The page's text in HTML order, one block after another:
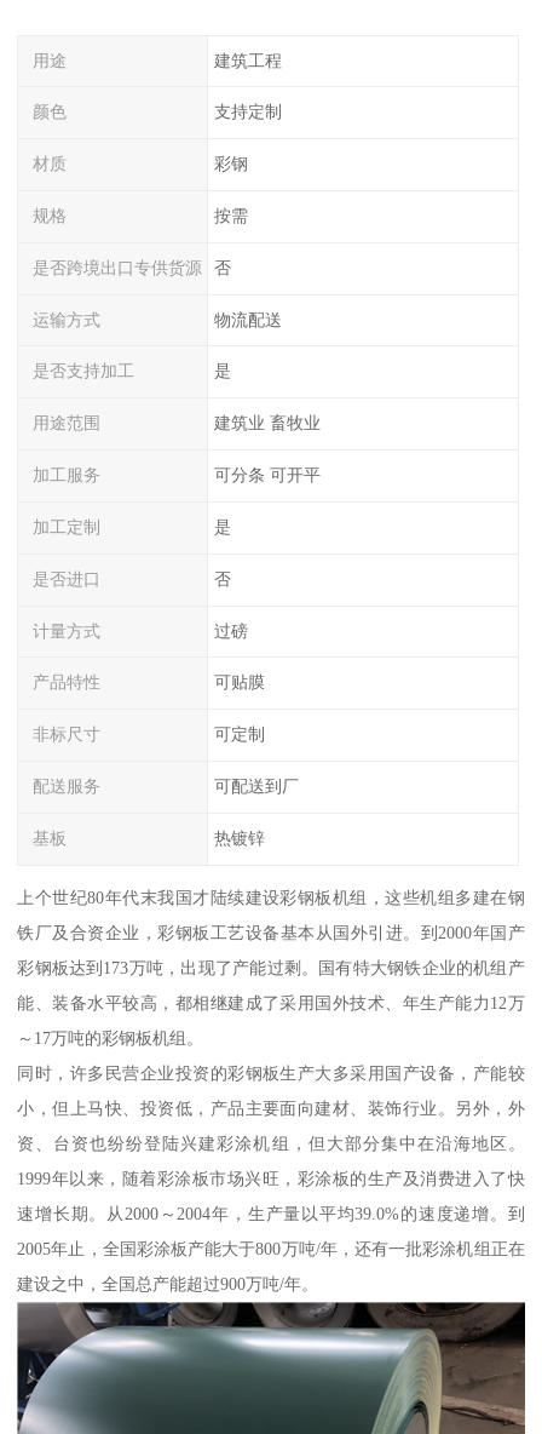
用途 建筑工程
颜色 支持定制
材质 彩钢
规格 按需
是否跨境出口专供货源 否
运输方式 物流配送
是否支持加工 是
用途范围 建筑业 畜牧业
加工服务 可分条 可开平
加工定制 是
是否进口 否
计量方式 过磅
产品特性 可贴膜
非标尺寸 可定制
配送服务 可配送到厂
基板 热镀锌
上个世纪80年代末我国才陆续建设彩钢板机组，这些机组多建在钢
铁厂及合资企业，彩钢板工艺设备基本从国外引进。到2000年国产
彩钢板达到173万吨，出现了产能过剩。国有特大钢铁企业的机组产
能、装备水平较高，都相继建成了采用国外技术、年生产能力12万
～17万吨的彩钢板机组。
同时，许多民营企业投资的彩钢板生产大多采用国产设备，产能较
小，但上马快、投资低，产品主要面向建材、装饰行业。另外，外
资、台资也纷纷登陆兴建彩涂机组，但大部分集中在沿海地区。
1999年以来，随着彩涂板市场兴旺，彩涂板的生产及消费进入了快
速增长期。从2000～2004年，生产量以平均39.0%的速度递增。到
2005年止，全国彩涂板产能大于800万吨/年，还有一批彩涂机组正在
建设之中，全国总产能超过900万吨/年。